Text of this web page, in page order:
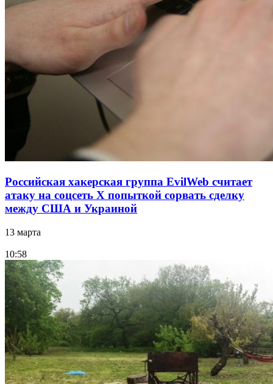
Российская хакерская группа EvilWeb считает
атаку на соцсеть Х попыткой сорвать сделку
между США и Украиной
13 марта
10:58